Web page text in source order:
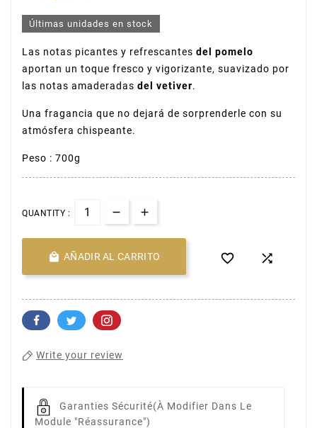
Últimas unidades en stock
Las notas picantes y refrescantes del pomelo
aportan un toque fresco y vigorizante, suavizado por
las notas amaderadas del vetiver.
Una fragancia que no dejará de sorprenderle con su
atmósfera chispeante.
Peso : 700g
QUANTITY :
 AÑADIR AL CARRITO  
Write your review
Garanties Sécurité(à Modifier Dans Le
Module "Réassurance")